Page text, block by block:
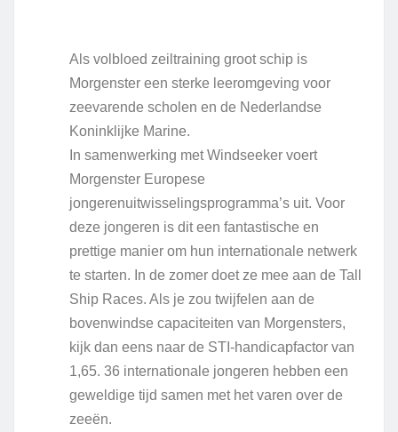
Als volbloed zeiltraining groot schip is
Morgenster een sterke leeromgeving voor
zeevarende scholen en de Nederlandse
Koninklijke Marine.
In samenwerking met Windseeker voert
Morgenster Europese
jongerenuitwisselingsprogramma’s uit. Voor
deze jongeren is dit een fantastische en
prettige manier om hun internationale netwerk
te starten. In de zomer doet ze mee aan de Tall
Ship Races. Als je zou twijfelen aan de
bovenwindse capaciteiten van Morgensters,
kijk dan eens naar de STI-handicapfactor van
1,65. 36 internationale jongeren hebben een
geweldige tijd samen met het varen over de
zeeën.